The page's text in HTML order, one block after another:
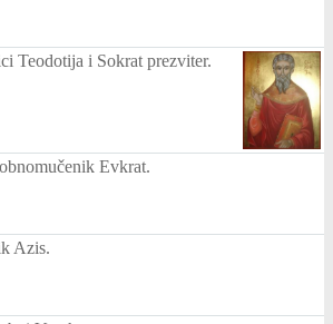
Teodotija i Sokrat prezviter.
Evkrat.
Azis.